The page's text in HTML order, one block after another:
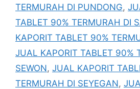
TERMURAH DI PUNDONG,
TABLET 90% TERMURAH DI
KAPORIT TABLET 90%
JUAL KAPORIT TABLET 90%
SEWON, JUAL KAPORIT
TERMURAH DI SEYEGAN,